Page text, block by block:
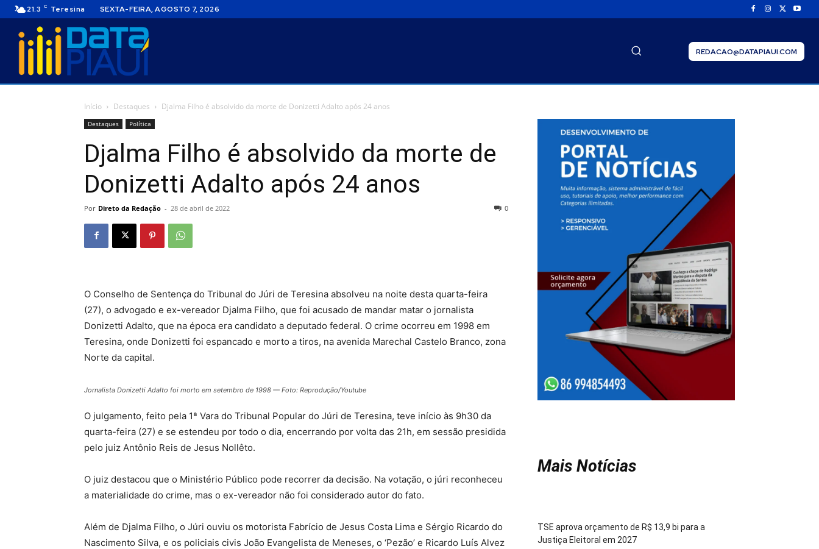
21.3 C Teresina SEXTA-FEIRA, AGOSTO 7, 2026
REDACAO@DATAPIAUI.COM
Início Destaques Djalma Filho é absolvido da morte de Donizetti Adalto após 24 anos
Destaques Política
Djalma Filho é absolvido da morte de
Donizetti Adalto após 24 anos
Por Direto da Redação - 28 de abril de 2022 0
O Conselho de Sentença do Tribunal do Júri de Teresina absolveu na noite desta quarta-feira
(27), o advogado e ex-vereador Djalma Filho, que foi acusado de mandar matar o jornalista
Donizetti Adalto, que na época era candidato a deputado federal. O crime ocorreu em 1998 em
Teresina, onde Donizetti foi espancado e morto a tiros, na avenida Marechal Castelo Branco, zona
Norte da capital.
Jornalista Donizetti Adalto foi morto em setembro de 1998 — Foto: Reprodução/Youtube
O julgamento, feito pela 1ª Vara do Tribunal Popular do Júri de Teresina, teve início às 9h30 da
quarta-feira (27) e se estendeu por todo o dia, encerrando por volta das 21h, em sessão presidida
pelo juiz Antônio Reis de Jesus Nollêto.
O juiz destacou que o Ministério Público pode recorrer da decisão. Na votação, o júri reconheceu
a materialidade do crime, mas o ex-vereador não foi considerado autor do fato.
Além de Djalma Filho, o Júri ouviu os motorista Fabrício de Jesus Costa Lima e Sérgio Ricardo do
Nascimento Silva, e os policiais civis João Evangelista de Meneses, o ‘Pezão’ e Ricardo Luís Alvez
Mais Notícias
TSE aprova orçamento de R$ 13,9 bi para a
Justiça Eleitoral em 2027